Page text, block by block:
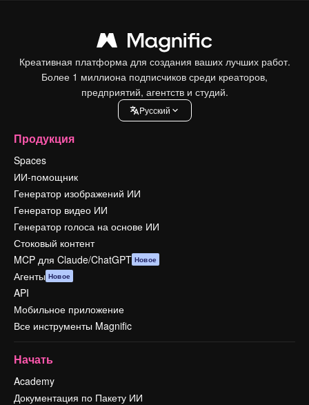
Креативная платформа для создания ваших лучших работ.
Более 1 миллиона подписчиков среди креаторов,
предприятий, агентств и студий.
Pусский
Продукция
Spaces
ИИ-помощник
Генератор изображений ИИ
Генератор видео ИИ
Генератор голоса на основе ИИ
Стоковый контент
MCP для Claude/ChatGPT Новое
Агенты Новое
API
Мобильное приложение
Все инструменты Magnific
Начать
Academy
Документация по Пакету ИИ